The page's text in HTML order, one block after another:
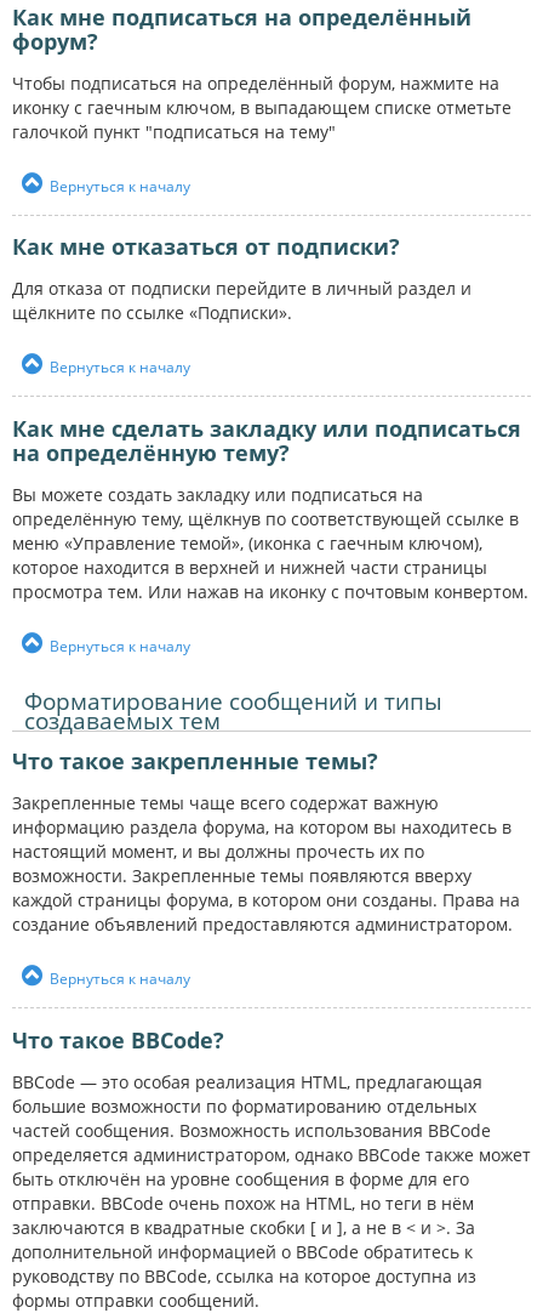
Как мне подписаться на определённый
форум?
Чтобы подписаться на определённый форум, нажмите на
иконку с гаечным ключом, в выпадающем списке отметьте
галочкой пункт "подписаться на тему"
Вернуться к началу
Как мне отказаться от подписки?
Для отказа от подписки перейдите в личный раздел и
щёлкните по ссылке «Подписки».
Вернуться к началу
Как мне сделать закладку или подписаться
на определённую тему?
Вы можете создать закладку или подписаться на
определённую тему, щёлкнув по соответствующей ссылке в
меню «Управление темой», (иконка с гаечным ключом),
которое находится в верхней и нижней части страницы
просмотра тем. Или нажав на иконку с почтовым конвертом.
Вернуться к началу
Форматирование сообщений и типы
создаваемых тем
Что такое закрепленные темы?
Закрепленные темы чаще всего содержат важную
информацию раздела форума, на котором вы находитесь в
настоящий момент, и вы должны прочесть их по
возможности. Закрепленные темы появляются вверху
каждой страницы форума, в котором они созданы. Права на
создание объявлений предоставляются администратором.
Вернуться к началу
Что такое BBCode?
BBCode — это особая реализация HTML, предлагающая
большие возможности по форматированию отдельных
частей сообщения. Возможность использования BBCode
определяется администратором, однако BBCode также может
быть отключён на уровне сообщения в форме для его
отправки. BBCode очень похож на HTML, но теги в нём
заключаются в квадратные скобки [ и ], а не в < и >. За
дополнительной информацией о BBCode обратитесь к
руководству по BBCode, ссылка на которое доступна из
формы отправки сообщений.